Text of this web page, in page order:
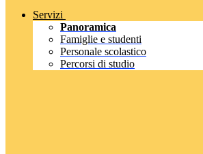
Servizi
Panoramica
Famiglie e studenti
Personale scolastico
Percorsi di studio